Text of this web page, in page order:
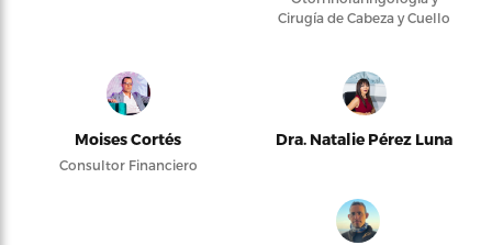
Cirugía de Cabeza y Cuello
Moises Cortés
Consultor Financiero
Dra. Natalie Pérez Luna